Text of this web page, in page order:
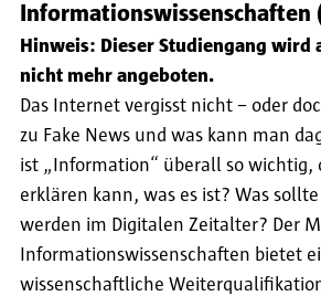
Informationswissenschaften
Hinweis: Dieser Studiengang wird
nicht mehr angeboten.
Das Internet vergisst nicht – oder
zu Fake News und was kann man
ist „Information“ überall so wichtig,
erklären kann, was es ist? Was
werden im Digitalen Zeitalter? Der
Informationswissenschaften bietet
wissenschaftliche